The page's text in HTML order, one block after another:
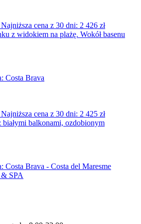
Najniższa cena z 30 dni: 2 426 zł
Costa Brava
Najniższa cena z 30 dni: 2 425 zł
Costa Brava - Costa del Maresme
SPA